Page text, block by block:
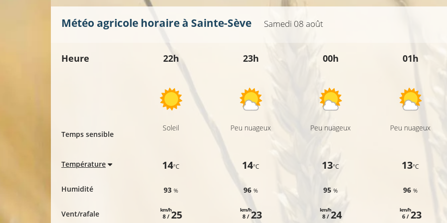
Météo agricole horaire à Sainte-Sève Samedi 08 août
Heure
Temps sensible
Température
Humidité
Vent/rafale
22h
Soleil
14°C
93%
8 /
km/h25
23h
Peu nuageux
14°C
96%
8 /
km/h23
00h
Peu nuageux
13°C
95%
8 /
km/h24
01h
Peu nuageux
13°C
96%
6 /
km/h23